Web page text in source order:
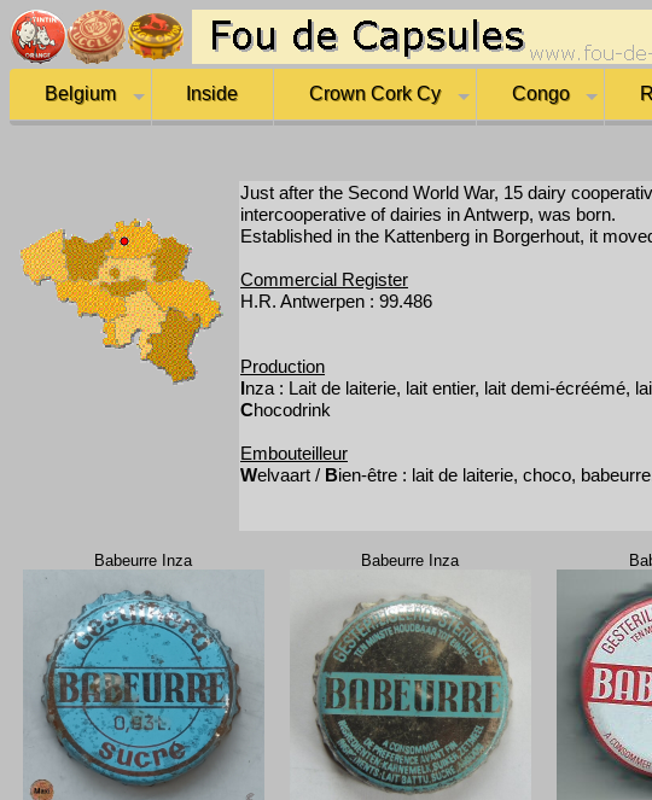
Belgium Inside Crown Cork Cy Congo
Just after the Second World War, 15 dairy
intercooperative of dairies in Antwerp, was born.
Established in the Kattenberg in Borgerhout, it
Commercial Register
H.R. Antwerpen : 99.486
Production
Inza : Lait de laiterie, lait entier, lait demi-écréémé,
Chocodrink
Embouteilleur
Welvaart / Bien-être : lait de laiterie, choco,
Babeurre Inza Babeurre Inza